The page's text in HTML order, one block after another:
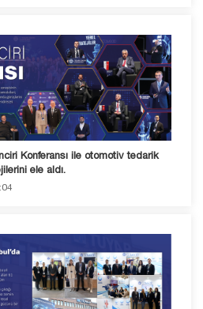
Konferansı ile otomotiv tedarik
ele aldı.